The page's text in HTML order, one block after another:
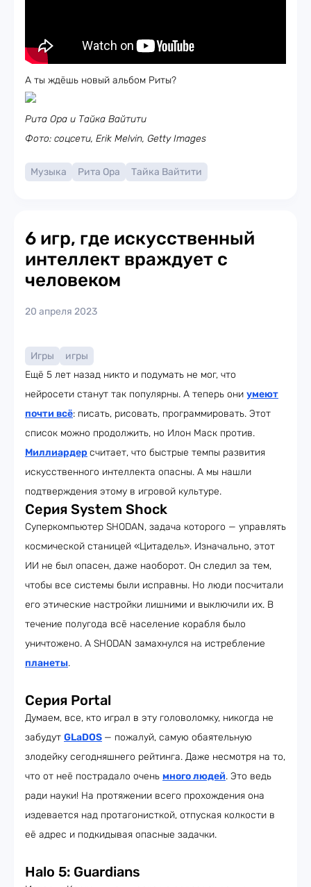
А ты ждёшь новый альбом Риты?
Рита Ора и Тайка Вайтити
Фото: соцсети, Erik Melvin, Getty Images
Музыка Рита Ора Тайка Вайтити
6 игр, где искусственный
интеллект враждует с
человеком
20 апреля 2023
Игры
игры
Ещё 5 лет назад никто и подумать не мог, что
нейросети станут так популярны. А теперь они умеют
почти всё: писать, рисовать, программировать. Этот
список можно продолжить, но Илон Маск против.
Миллиардер считает, что быстрые темпы развития
искусственного интеллекта опасны. А мы нашли
подтверждения этому в игровой культуре.
Cерия System Shock
Суперкомпьютер SHODAN, задача которого — управлять
космической станицей «Цитадель». Изначально, этот
ИИ не был опасен, даже наоборот. Он следил за тем,
чтобы все системы были исправны. Но люди посчитали
его этические настройки лишними и выключили их. В
течение полугода всё население корабля было
уничтожено. А SHODAN замахнулся на истребление
планеты.
Серия Portal
Думаем, все, кто играл в эту головоломку, никогда не
забудут GLaDOS — пожалуй, самую обаятельную
злодейку сегодняшнего рейтинга. Даже несмотря на то,
что от неё пострадало очень много людей. Это ведь
ради науки! На протяжении всего прохождения она
издевается над протагонисткой, отпуская колкости в
её адрес и подкидывая опасные задачки.
Halo 5: Guardians